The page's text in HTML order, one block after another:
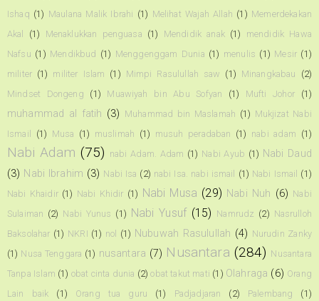
Ishaq (1) Maulana Malik Ibrahi (1) Melihat Wajah Allah (1) Memerdekakan
Akal
(1) Menaklukkan penguasa (1) Mendidik anak (1)
mendidik Hawa
Nafsu (1) Mendikbud (1) Menggenggam Dunia (1) menulis (1) Mesir (1)
militer (1) militer Islam (1) Mimpi Rasulullah saw (1) Minangkabau
(2)
Mindset Dongeng
(1) Muawiyah bin Abu Sofyan (1) Mufti Johor (1)
muhammad al fatih (3) Muhammad bin Maslamah (1) Mukjizat Nabi
Ismail (1) Musa (1) muslimah (1) musuh peradaban (1) nabi adam (1)
Nabi Adam (75) nabi Adam. Adam (1) Nabi Ayub (1) Nabi Daud
(3) Nabi Ibrahim (3) Nabi Isa (2) nabi Isa. nabi ismail (1) Nabi Ismail (1)
Nabi Khaidir (1) Nabi Khidir (1) Nabi Musa (29) Nabi Nuh (6) Nabi
Sulaiman (2) Nabi Yunus (1) Nabi Yusuf (15) Namrudz (2) Nasrulloh
Baksolahar (1) NKRI (1) nol (1) Nubuwah Rasulullah (4) Nurudin Zanky
(1) Nusa Tenggara (1) nusantara (7) Nusantara (284) Nusantara
Tanpa Islam (1) obat cinta dunia (2) obat takut mati (1) Olahraga (6) Orang
Lain baik
(1) Orang tua guru (1) Padjadjaran (2) Palembang (1)